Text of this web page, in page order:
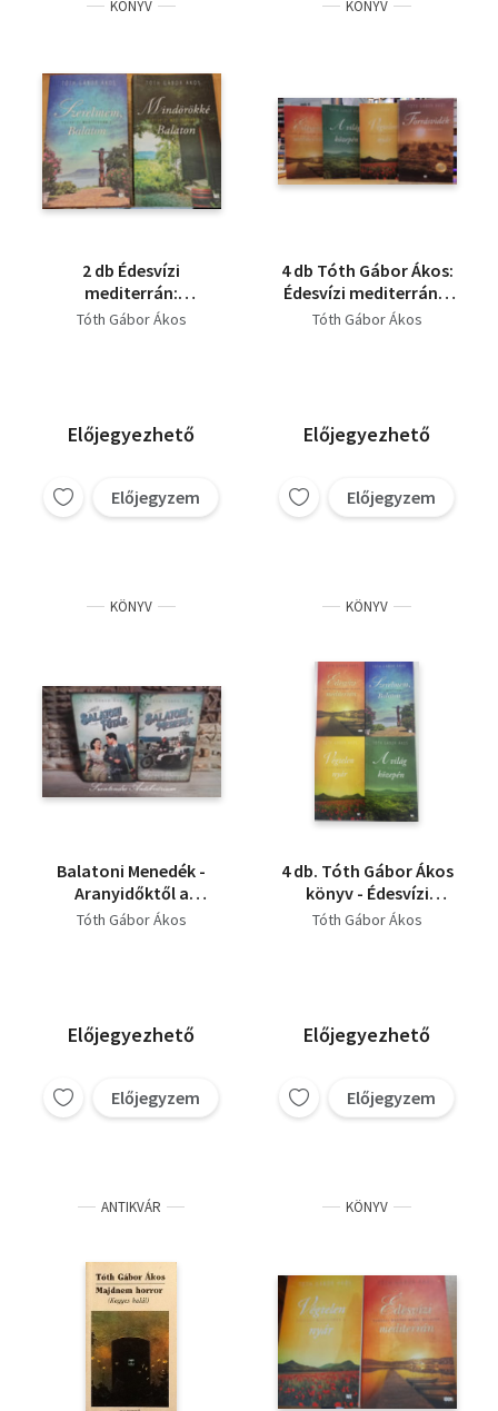
KÖNYV
2 db Édesvízi
mediterrán:
Szerelmem, Balaton
Tóth Gábor Ákos
Előjegyezhető
Előjegyzem
KÖNYV
4 db Tóth Gábor Ákos:
Édesvízi mediterrán +
A világ közepén +
Tóth Gábor Ákos
Előjegyezhető
Előjegyzem
KÖNYV
Balatoni Menedék -
Aranyidőktől a
vaskorig + Balatoni
Tóth Gábor Ákos
Előjegyezhető
Előjegyzem
KÖNYV
4 db. Tóth Gábor Ákos
könyv - Édesvízi
mediterrán -
Tóth Gábor Ákos
Előjegyezhető
Előjegyzem
ANTIKVÁR KÖNYV